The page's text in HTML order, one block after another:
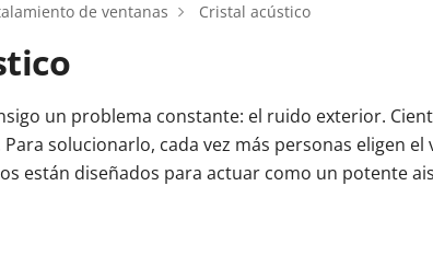
de
Ventanas con
persianas
de techo
Aluminio
Balconeras con
persianas
Puertas entrada
PVC
Puertas entrada
aluminio
Motorizadas
de ventanas Cristal acústico
un problema constante: el ruido exterior.
solucionarlo, cada vez más personas eligen
están diseñados para actuar como un potente